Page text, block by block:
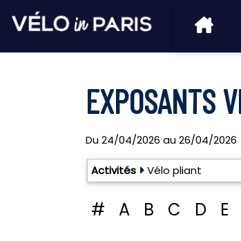
EXPOSANTS
Du24/04/2026 au26/04/2026
Activités Vélo pliant
# A B C D E